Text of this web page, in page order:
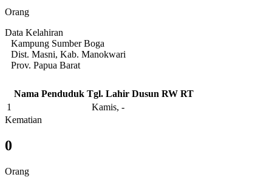
Orang
Data Kelahiran
Kampung Sumber Boga
Dist. Masni, Kab. Manokwari
Prov. Papua Barat
Nama Penduduk Tgl. Lahir Dusun RW RT
1
Kamis, -
Kematian
0
Orang